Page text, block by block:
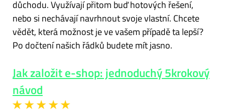
důchodu. Využívají přitom buď hotových řešení,
nebo si nechávají navrhnout svoje vlastní. Chcete
vědět, která možnost je ve vašem případě ta lepší?
Po dočtení našich řádků budete mít jasno.
Jak založit e-shop: jednoduchý 5krokový
návod